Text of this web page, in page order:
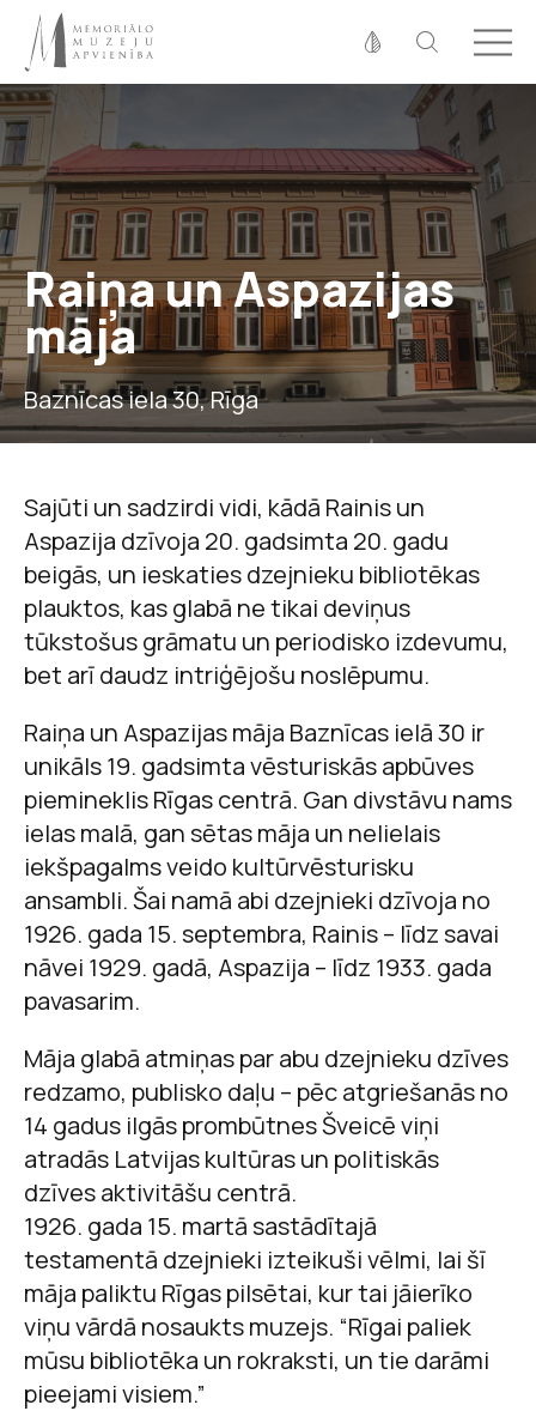
Kontrasts
Raiņa un Aspazijas
māja
Baznīcas iela 30, Rīga
Sajūti un sadzirdi vidi, kādā Rainis un
Aspazija dzīvoja 20. gadsimta 20. gadu
beigās, un ieskaties dzejnieku bibliotēkas
plauktos, kas glabā ne tikai deviņus
tūkstošus grāmatu un periodisko izdevumu,
bet arī daudz intriģējošu noslēpumu.
Raiņa un Aspazijas māja Baznīcas ielā 30 ir
unikāls 19. gadsimta vēsturiskās apbūves
piemineklis Rīgas centrā. Gan divstāvu nams
ielas malā, gan sētas māja un nelielais
iekšpagalms veido kultūrvēsturisku
ansambli. Šai namā abi dzejnieki dzīvoja no
1926. gada 15. septembra, Rainis – līdz savai
nāvei 1929. gadā, Aspazija – līdz 1933. gada
pavasarim.
Māja glabā atmiņas par abu dzejnieku dzīves
redzamo, publisko daļu – pēc atgriešanās no
14 gadus ilgās prombūtnes Šveicē viņi
atradās Latvijas kultūras un politiskās
dzīves aktivitāšu centrā.
1926. gada 15. martā sastādītajā
testamentā dzejnieki izteikuši vēlmi, lai šī
māja paliktu Rīgas pilsētai, kur tai jāierīko
viņu vārdā nosaukts muzejs. “Rīgai paliek
mūsu bibliotēka un rokraksti, un tie darāmi
pieejami visiem.”